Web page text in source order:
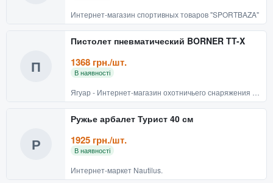
Интернет-магазин спортивных товаров "SPORTBAZA"
П
Пистолет пневматический BORNER TT-X
1368 грн./шт.
В наявності
Р
Ружье арбалет Турист 40 см
1925 грн./шт.
В наявності
Интернет-маркет Nautilus.